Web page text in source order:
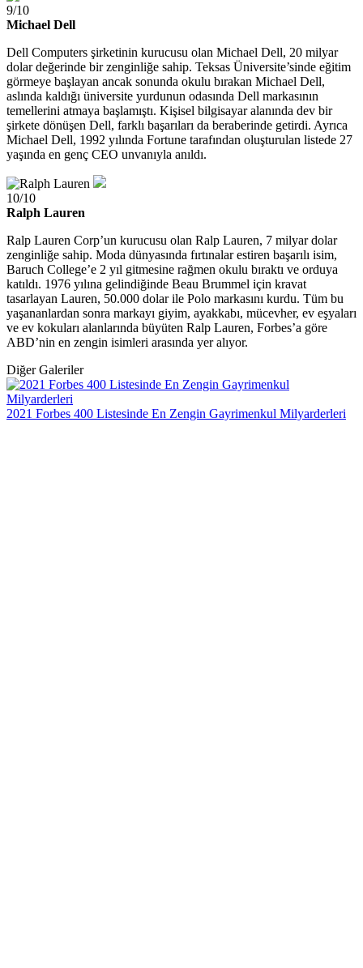
9/10
Michael Dell
Dell Computers şirketinin kurucusu olan Michael Dell, 20 milyar
dolar değerinde bir zenginliğe sahip. Teksas Üniversite’sinde eğitim
görmeye başlayan ancak sonunda okulu bırakan Michael Dell,
aslında kaldığı üniversite yurdunun odasında Dell markasının
temellerini atmaya başlamıştı. Kişisel bilgisayar alanında dev bir
şirkete dönüşen Dell, farklı başarıları da beraberinde getirdi. Ayrıca
Michael Dell, 1992 yılında Fortune tarafından oluşturulan listede 27
yaşında en genç CEO unvanıyla anıldı.
10/10
Ralph Lauren
Ralp Lauren Corp’un kurucusu olan Ralp Lauren, 7 milyar dolar
zenginliğe sahip. Moda dünyasında fırtınalar estiren başarılı isim,
Baruch College’e 2 yıl gitmesine rağmen okulu bıraktı ve orduya
katıldı. 1976 yılına gelindiğinde Beau Brummel için kravat
tasarlayan Lauren, 50.000 dolar ile Polo markasını kurdu. Tüm bu
yaşananlardan sonra markayı giyim, ayakkabı, mücevher, ev eşyaları
ve ev kokuları alanlarında büyüten Ralp Lauren, Forbes’a göre
ABD’nin en zengin isimleri arasında yer alıyor.
Diğer Galeriler
2021 Forbes 400 Listesinde En Zengin Gayrimenkul Milyarderleri